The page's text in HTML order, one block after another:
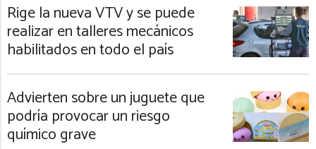
Rige la nueva VTV y se puede
realizar en talleres mecánicos
habilitados en todo el país
Advierten sobre un juguete que
podría provocar un riesgo
químico grave